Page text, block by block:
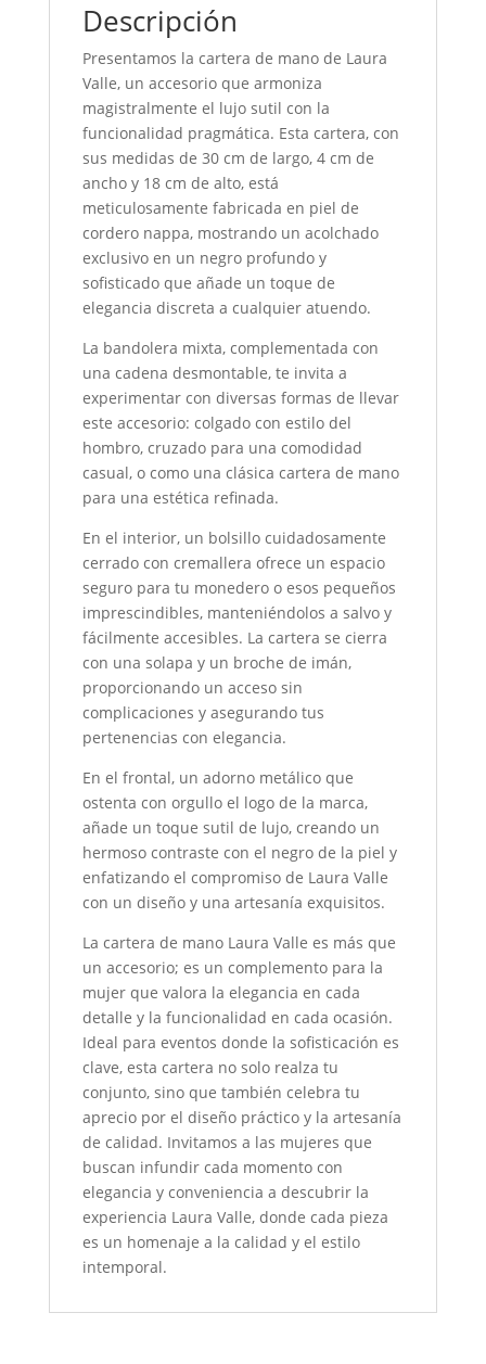
Descripción
Presentamos la cartera de mano de Laura
Valle, un accesorio que armoniza
magistralmente el lujo sutil con la
funcionalidad pragmática. Esta cartera, con
sus medidas de 30 cm de largo, 4 cm de
ancho y 18 cm de alto, está
meticulosamente fabricada en piel de
cordero nappa, mostrando un acolchado
exclusivo en un negro profundo y
sofisticado que añade un toque de
elegancia discreta a cualquier atuendo.
La bandolera mixta, complementada con
una cadena desmontable, te invita a
experimentar con diversas formas de llevar
este accesorio: colgado con estilo del
hombro, cruzado para una comodidad
casual, o como una clásica cartera de mano
para una estética refinada.
En el interior, un bolsillo cuidadosamente
cerrado con cremallera ofrece un espacio
seguro para tu monedero o esos pequeños
imprescindibles, manteniéndolos a salvo y
fácilmente accesibles. La cartera se cierra
con una solapa y un broche de imán,
proporcionando un acceso sin
complicaciones y asegurando tus
pertenencias con elegancia.
En el frontal, un adorno metálico que
ostenta con orgullo el logo de la marca,
añade un toque sutil de lujo, creando un
hermoso contraste con el negro de la piel y
enfatizando el compromiso de Laura Valle
con un diseño y una artesanía exquisitos.
La cartera de mano Laura Valle es más que
un accesorio; es un complemento para la
mujer que valora la elegancia en cada
detalle y la funcionalidad en cada ocasión.
Ideal para eventos donde la sofisticación es
clave, esta cartera no solo realza tu
conjunto, sino que también celebra tu
aprecio por el diseño práctico y la artesanía
de calidad. Invitamos a las mujeres que
buscan infundir cada momento con
elegancia y conveniencia a descubrir la
experiencia Laura Valle, donde cada pieza
es un homenaje a la calidad y el estilo
intemporal.